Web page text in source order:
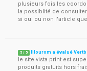
plusieurs fois les
la possiblité de
si oui ou non l'article
5 / 5 lilourom a évalué
le site vista print est
produits gratuits hors